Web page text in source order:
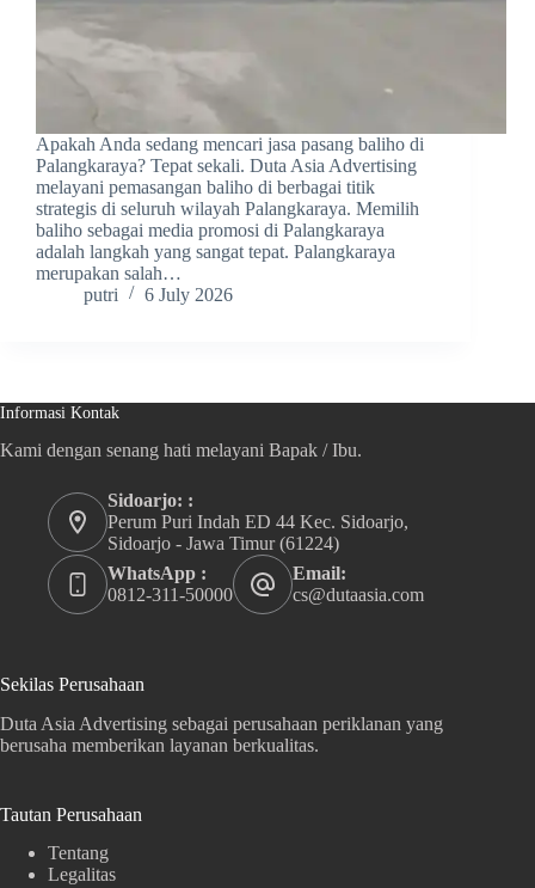
Apakah Anda sedang mencari jasa pasang baliho di
Palangkaraya? Tepat sekali. Duta Asia Advertising
melayani pemasangan baliho di berbagai titik
strategis di seluruh wilayah Palangkaraya. Memilih
baliho sebagai media promosi di Palangkaraya
adalah langkah yang sangat tepat. Palangkaraya
merupakan salah…
putri
6 July 2026
Informasi Kontak
Kami dengan senang hati melayani Bapak / Ibu.
Sidoarjo: :
Perum Puri Indah ED 44 Kec. Sidoarjo,
Sidoarjo - Jawa Timur (61224)
WhatsApp :
0812-311-50000
Email:
cs@dutaasia.com
Sekilas Perusahaan
Duta Asia Advertising sebagai perusahaan periklanan yang
berusaha memberikan layanan berkualitas.
Tautan Perusahaan
Tentang
Legalitas